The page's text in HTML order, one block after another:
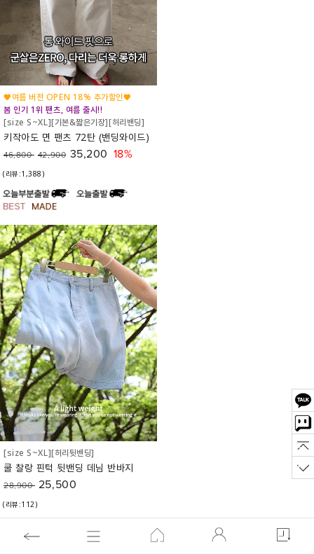
♥여름 버전 OPEN 18% 추가할인♥
봄 인기 1위 팬츠, 여름 출시!!
[size S~XL][기본&짧은기장][허리밴딩]
키작아도 면 팬츠 72탄 (밴딩와이드)
46,800 42,900 35,200 18%
(리뷰:1,388)
[size S~XL][허리뒷밴딩]
쿨 찰랑 핀턱 뒷밴딩 데님 반바지
28,900 25,500
(리뷰:112)